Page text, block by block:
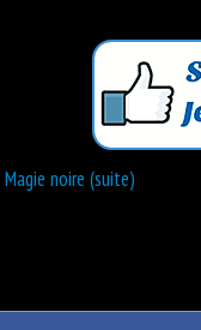
Magie noire (suite)